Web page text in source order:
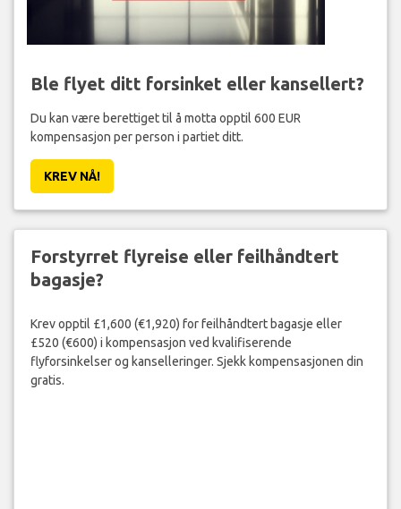
Ble flyet ditt forsinket eller kansellert?
Du kan være berettiget til å motta opptil 600 EUR
kompensasjon per person i partiet ditt.
KREV NÅ!
Forstyrret flyreise eller feilhåndtert
bagasje?
Krev opptil £1,600 (€1,920) for feilhåndtert bagasje eller
£520 (€600) i kompensasjon ved kvalifiserende
flyforsinkelser og kanselleringer. Sjekk kompensasjonen din
gratis.